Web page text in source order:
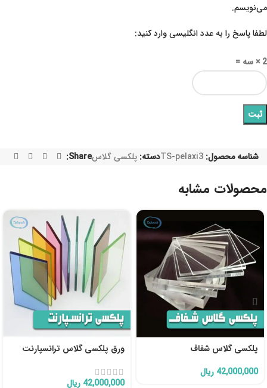
می‌نویسم.
لطفا پاسخ را به عدد انگلیسی وارد کنید:
2 × سه =
شناسه محصول:TS-pelaxi3دسته: پلکسی گلاسShare:
محصولات مشابه
پلکسی گلاس شفاف
42,000,000 ریال
ورق پلکسی گلاس ترانسپارنت
42,000,000 ریال